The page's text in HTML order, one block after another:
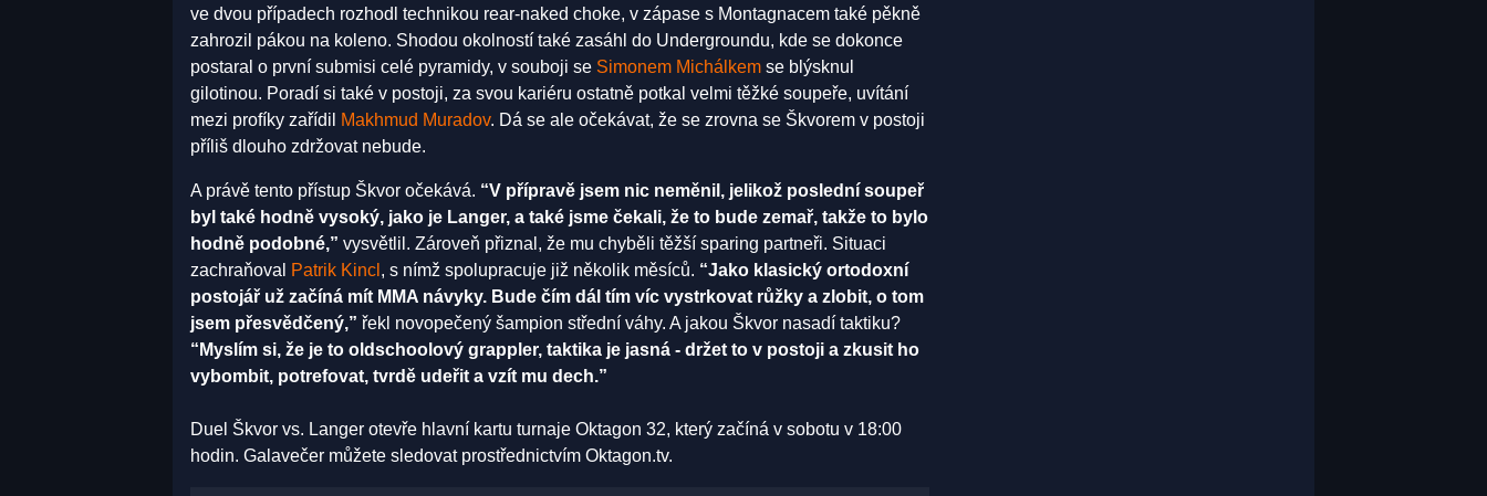
ve dvou případech rozhodl technikou rear-naked choke, v zápase s Montagnacem také pěkně
zahrozil pákou na koleno. Shodou okolností také zasáhl do Undergroundu, kde se dokonce
postaral o první submisi celé pyramidy, v souboji se Simonem Michálkem se blýsknul
gilotinou. Poradí si také v postoji, za svou kariéru ostatně potkal velmi těžké soupeře, uvítání
mezi profíky zařídil
Makhmud Muradov. Dá se ale očekávat, že se zrovna se Škvorem v postoji
příliš dlouho zdržovat nebude.
A právě tento přístup Škvor očekává. “V přípravě jsem nic neměnil, jelikož poslední soupeř
byl také hodně vysoký, jako je Langer, a také jsme čekali, že to bude zemař, takže to bylo
hodně podobné,” vysvětlil. Zároveň přiznal, že mu chyběli těžší sparing partneři. Situaci
zachraňoval Patrik Kincl , s nímž spolupracuje již několik měsíců. “Jako klasický ortodoxní
postojář už začíná mít MMA návyky. Bude čím dál tím víc vystrkovat růžky a zlobit, o tom
jsem přesvědčený,” řekl novopečený šampion střední váhy. A jakou Škvor nasadí taktiku?
“Myslím si, že je to oldschoolový grappler, taktika je jasná - držet to v postoji a zkusit ho
vybombit, potrefovat, tvrdě udeřit a vzít mu dech.”
Duel Škvor vs. Langer otevře hlavní kartu turnaje Oktagon 32, který začíná v sobotu v 18:00
hodin. Galavečer můžete sledovat prostřednictvím Oktagon.tv.